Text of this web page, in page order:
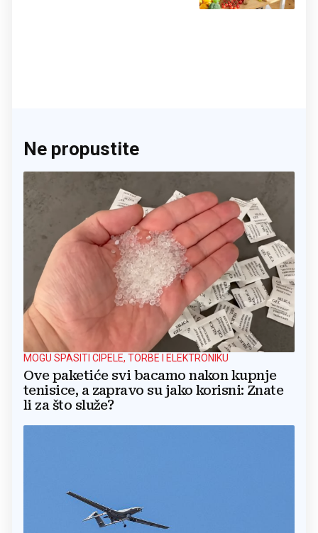
Ne propustite
MOGU SPASITI CIPELE, TORBE I ELEKTRONIKU
Ove paketiće svi bacamo nakon kupnje
tenisice, a zapravo su jako korisni: Znate
li za što služe?